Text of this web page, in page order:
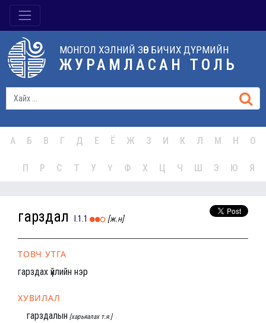
МОНГОЛ ХЭЛНИЙ ЗӨВ БИЧИХ ДҮРМИЙН
ЖУРАМЛАСАН ТОЛЬ
А Б В Г Д Е Ё Ж З И К Л М Н О
П Р С Т У Ү Ф Х Ц Ч Ш Э Ю Я
гарздал I.1.1 [ж.н]
ТОВЧ УТГА
гарздах үйлийн нэр
ХУВИЛАЛ
гарздалын [харьяалах т.я.]